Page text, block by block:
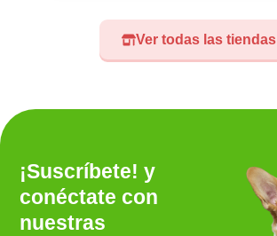
Ver todas las tiendas
¡Suscríbete! y
conéctate con
nuestras